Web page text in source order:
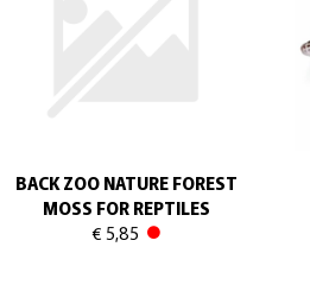
BACK ZOO NATURE FOREST
MOSS FOR REPTILES
€ 5,85